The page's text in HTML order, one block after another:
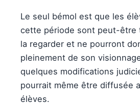
Le seul bémol est que les
cette période sont peut-être
la regarder et ne pourront
pleinement de son
quelques modifications
pourrait même être diffusée
élèves.